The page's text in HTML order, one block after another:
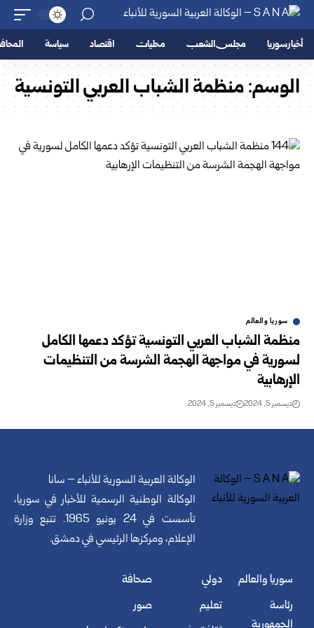
أخبار سوريا مجلس الشعب محليات اقتصاد سياسة
الوسم:منظمة الشباب العربي التونسية
سوريا والعالم
منظمة الشباب العربي التونسية تؤكد دعمها الكامل
لسورية في مواجهة الهجمة الشرسة من التنظيمات
الإرهابية
ديسمبر 5, 2024 ديسمبر 5, 2024
الوكالة العربية السورية للأنباء – سانا
الوكالة الوطنية الرسمية للأخبار في سوريا،
تأسست في 24 يونيو 1965. تتبع وزارة
الإعلام، ومركزها الرئيسي في دمشق.
سوريا والعالم
رئاسة
الجمهورية
دولي
تعليم
صحافة
صور